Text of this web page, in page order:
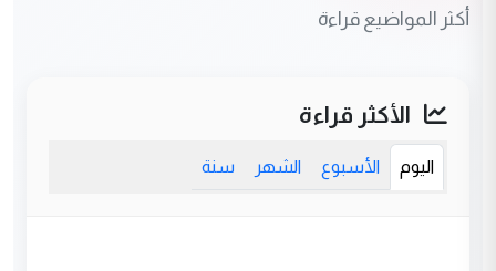
أكثر المواضيع قراءة
الأكثر قراءة
اليوم الأسبوع الشهر سنة